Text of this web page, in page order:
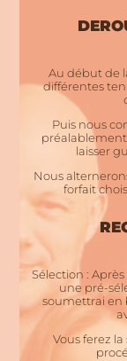
Au début de
différentes
Puis nous
préalablement
laisser
Nous
forfait
Sélection :
une pré-
soumettrai en
Vous ferez